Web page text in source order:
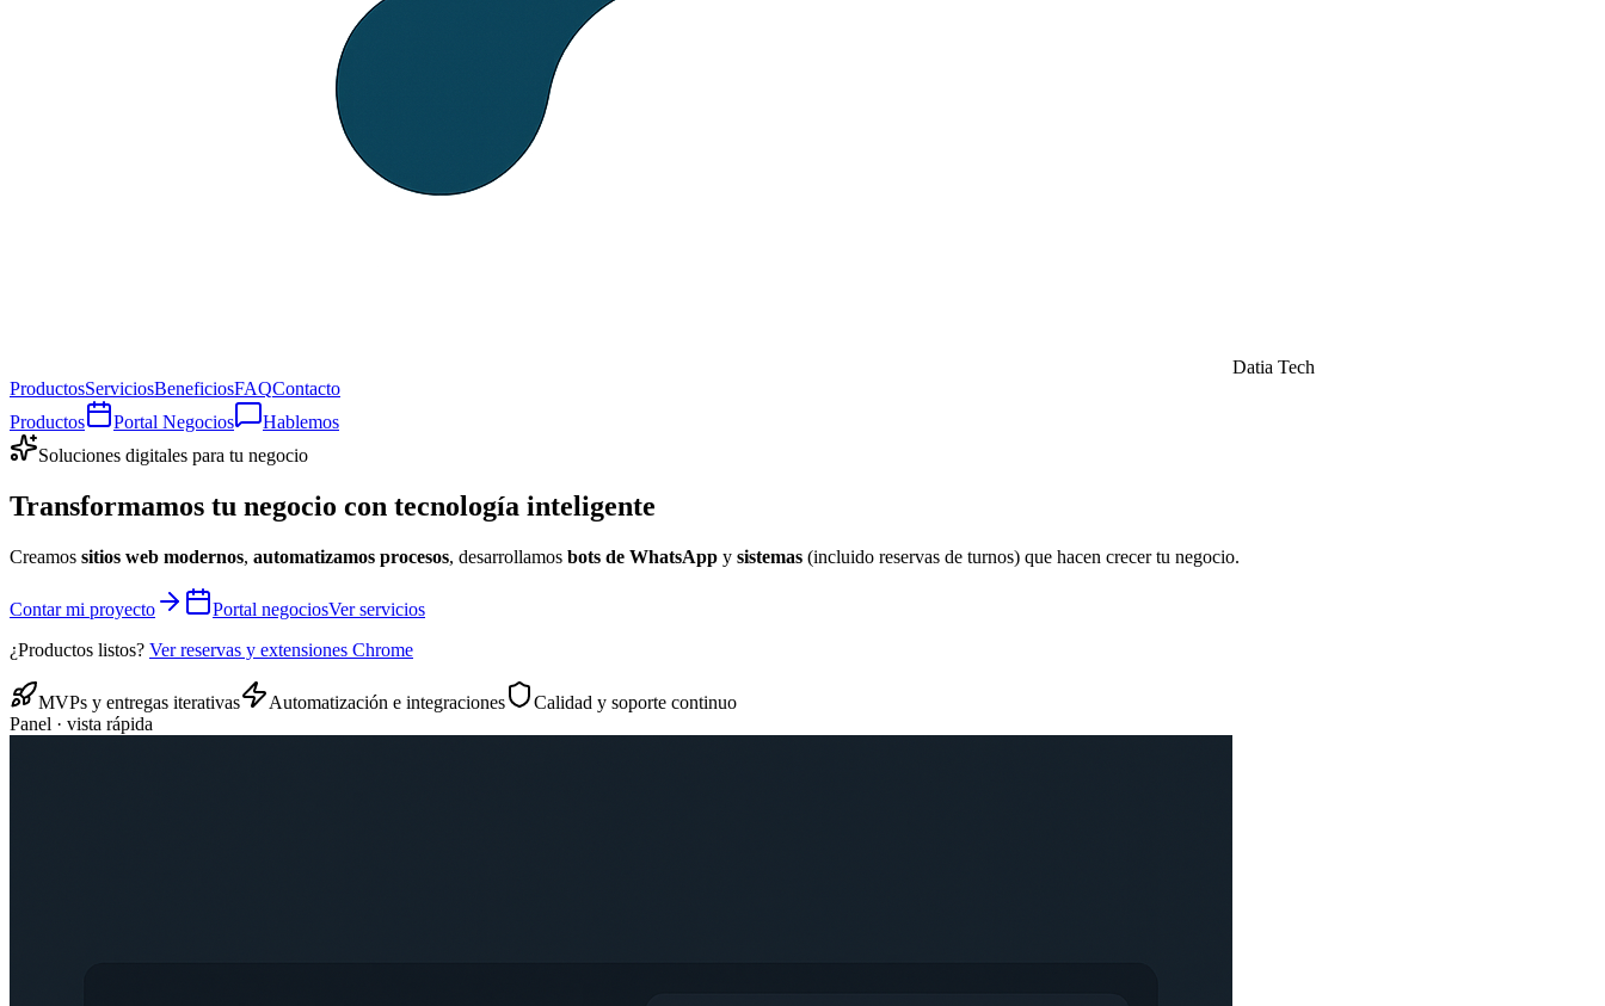
Datia Tech
ProductosServiciosBeneficiosFAQContacto
Productos
Portal Negocios
Hablemos
Soluciones digitales para tu negocio
Transformamos tu negocio con tecnología inteligente
Creamos sitios web modernos, automatizamos procesos, desarrollamos bots de WhatsApp y sistemas (incluido reservas de turnos) que hacen crecer tu negocio.
Contar mi proyecto Portal negociosVer servicios
¿Productos listos? Ver reservas y extensiones Chrome
MVPs y entregas iterativas Automatización e integraciones
Calidad y soporte continuo
Panel · vista rápida